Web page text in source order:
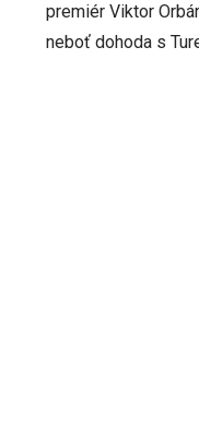
premiér Viktor
neboť dohoda s